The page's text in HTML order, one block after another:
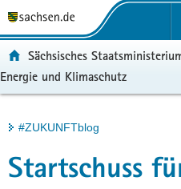
t
a
l
e
r
u
p
t
h
a
e
r
v
e
Portalübergreifende
Sächsisches
Energie und Klimaschutz
Hauptinhalt
#ZUKUNFTblog
Startschuss